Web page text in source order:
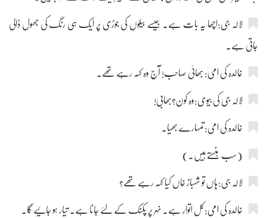
لالہ جی:اچھا یہ بات ہے۔ جیسے بیلوں کی جوڑی پر ایک ہی رنگ کی جھول ڈالی
جاتی ہے۔
خالدہ کی امی: بھائی صاحب! آج وہ کہہ رہے تھے۔
لالہ جی کی بیوی:وہ کون؟بھابی!
خالدہ کی امی:تمہارے بھیا۔
(سب ہنستے ہیں۔)
لالہ جی:ہاں تو شہباز خاں کیا کہہ رہے تھے؟
خالدہ کی امی:کل اتوار ہے۔ نہر پر پکنک کے لئے جانا ہے۔ تیار ہو جائیے گا۔